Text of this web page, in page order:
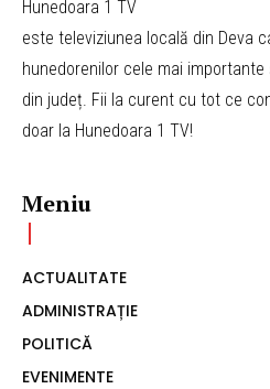
Hunedoara 1 TV
este televiziunea locală din Deva
hunedorenilor cele mai
din județ. Fii la curent cu tot ce
doar la Hunedoara 1 TV!
Meniu
ACTUALITATE
ADMINISTRAȚIE
POLITICĂ
EVENIMENTE